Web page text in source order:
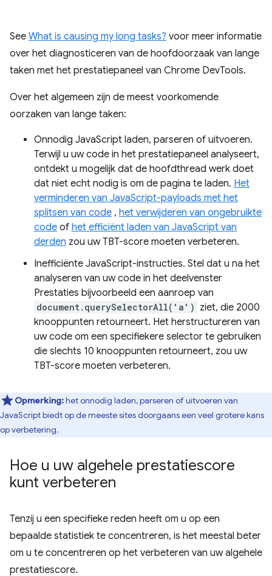
See What is causing my long tasks? voor meer informatie
over het diagnosticeren van de hoofdoorzaak van lange
taken met het prestatiepaneel van Chrome DevTools.
Over het algemeen zijn de meest voorkomende
oorzaken van lange taken:
Onnodig JavaScript laden, parseren of uitvoeren.
Terwijl u uw code in het prestatiepaneel analyseert,
ontdekt u mogelijk dat de hoofdthread werk doet
dat niet echt nodig is om de pagina te laden. Het
verminderen van JavaScript-payloads met het
splitsen van code , het verwijderen van ongebruikte
code of het efficiënt laden van JavaScript van
derden zou uw TBT-score moeten verbeteren.
Inefficiënte JavaScript-instructies. Stel dat u na het
analyseren van uw code in het deelvenster
Prestaties bijvoorbeeld een aanroep van
document.querySelectorAll('a') ziet, die 2000
knooppunten retourneert. Het herstructureren van
uw code om een ​​specifiekere selector te gebruiken
die slechts 10 knooppunten retourneert, zou uw
TBT-score moeten verbeteren.
Opmerking:het onnodig laden, parseren of uitvoeren van
JavaScript biedt op de meeste sites doorgaans een veel grotere kans
op verbetering.
Hoe u uw algehele prestatiescore
kunt verbeteren
Tenzij u een specifieke reden heeft om u op een
bepaalde statistiek te concentreren, is het meestal beter
om u te concentreren op het verbeteren van uw algehele
prestatiescore.